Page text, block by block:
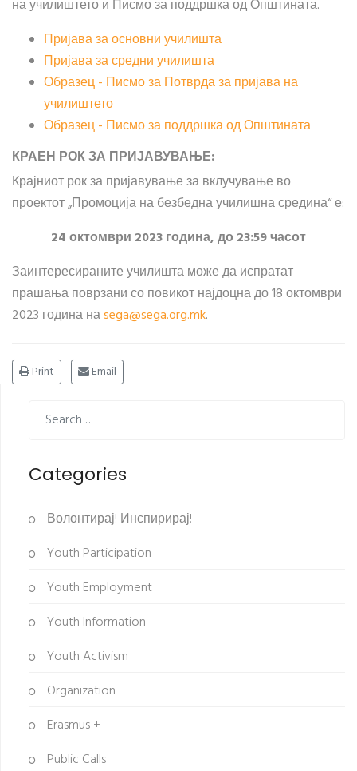
на училиштетоиПисмо за поддршка од Општината.
Пријава за основни училишта
Пријава за средни училишта
Образец - Писмо за Потврда за пријава на
училиштето
Образец - Писмо за поддршка од Општината
КРАЕН РОК ЗА ПРИЈАВУВАЊЕ:
Крајниот рок за пријавување за вклучување во
проектот „Промоција на безбедна училишна средина“ е:
24октомври 2023 година, до 23:59 часот
Заинтересираните училишта може да испратат
прашања поврзани со повикот најдоцна до 18 октомври
2023 година наsega​@​sega.org.mk.
Print Email
Categories
Волонтирај! Инспирирај!
Youth Participation
Youth Employment
Youth Information
Youth Activism
Organization
Erasmus +
Public Calls